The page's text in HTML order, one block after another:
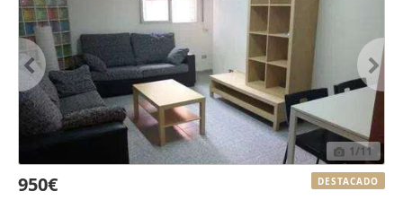
1/11
950€ DESTACADO